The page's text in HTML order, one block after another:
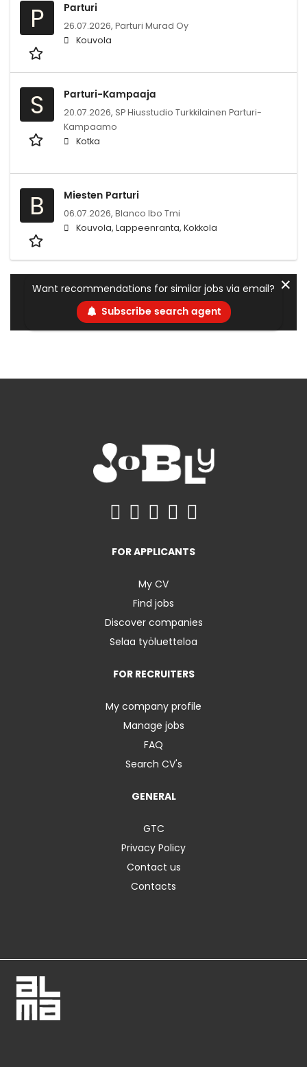
P Parturi
26.07.2026, Parturi Murad Oy
Kouvola
S Parturi-Kampaaja
20.07.2026, SP Hiusstudio Turkkilainen Parturi-
Kampaamo
Kotka
B Miesten Parturi
06.07.2026, Blanco lbo Tmi
Kouvola, Lappeenranta, Kokkola
Want recommendations for similar jobs via email?
Subscribe search agent
✕
FOR APPLICANTS
My CV
Find jobs
Discover companies
Selaa työluetteloa
FOR RECRUITERS
My company profile
Manage jobs
FAQ
Search CV's
GENERAL
GTC
Privacy Policy
Contact us
Contacts